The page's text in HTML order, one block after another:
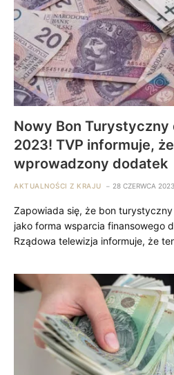
Nowy Bon Turystyczny
2023! TVP informuje,
wprowadzony dodatek
AKTUALNOŚCI Z KRAJU 28 CZERWCA 2023
Zapowiada się, że bon
jako forma wsparcia finansowego
Rządowa telewizja informuje, że